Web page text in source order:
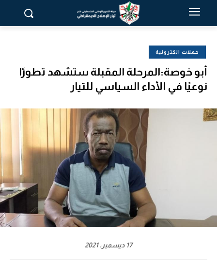
حملات الكترونية
أبو خوصة:المرحلة المقبلة ستشهد تطورًا
نوعيًا في الأداء السياسي للتيار
17 ديسمبر، 2021